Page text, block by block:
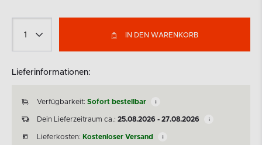
IN DEN WARENKORB
Lieferinformationen:
Verfügbarkeit: Sofort bestellbar
Dein Lieferzeitraum ca.: 25.08.2026 - 27.08.2026
Lieferkosten: Kostenloser Versand